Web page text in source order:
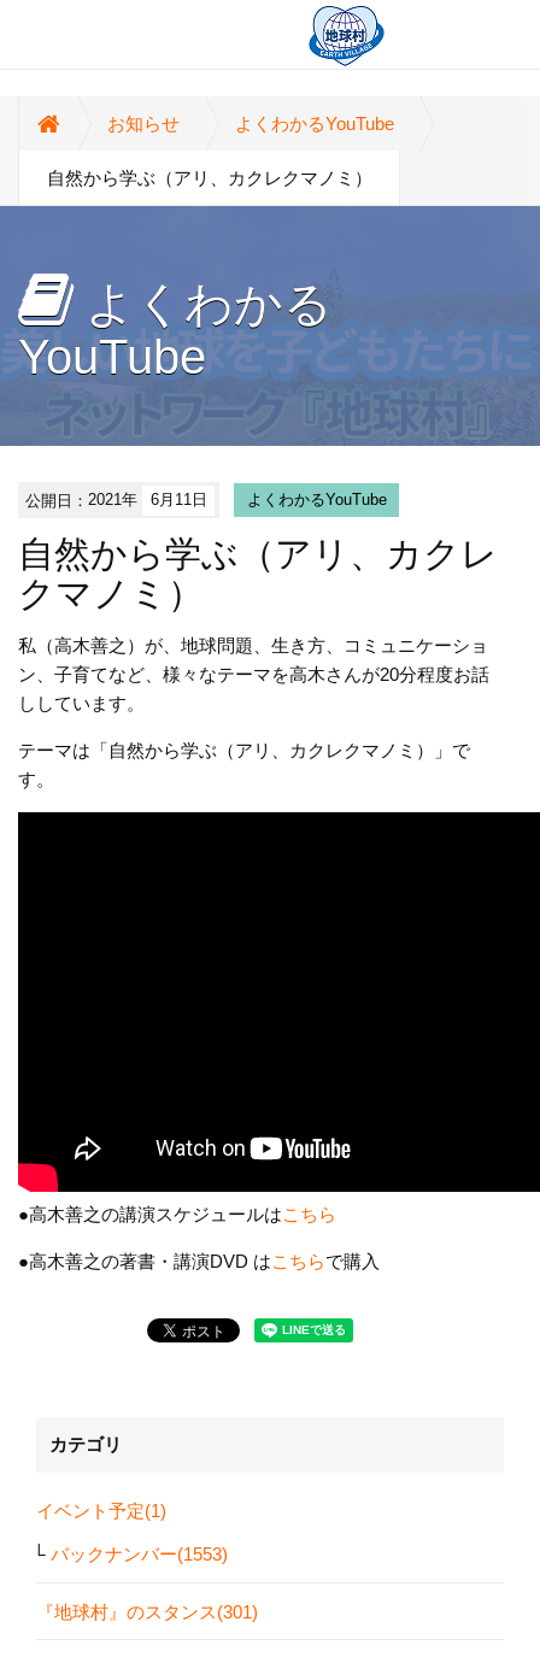
お知らせ よくわかるYouTube
自然から学ぶ（アリ、カクレクマノミ）
よくわかる
YouTube
公開日：2021年 6月11日 よくわかるYouTube
自然から学ぶ（アリ、カクレ
クマノミ）
私（高木善之）が、地球問題、生き方、コミュニケーショ
ン、子育てなど、様々なテーマを高木さんが20分程度お話
ししています。
テーマは「自然から学ぶ（アリ、カクレクマノミ）」で
す。
●高木善之の講演スケジュールはこちら
●高木善之の著書・講演DVD はこちらで購入
カテゴリ
イベント予定(1)
バックナンバー(1553)
『地球村』のスタンス(301)